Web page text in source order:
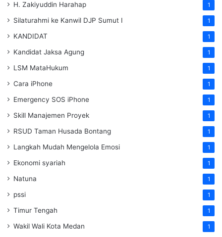
H. Zakiyuddin Harahap 1
Silaturahmi ke Kanwil DJP Sumut I 1
KANDIDAT 1
Kandidat Jaksa Agung 1
LSM MataHukum 1
Cara iPhone 1
Emergency SOS iPhone 1
Skill Manajemen Proyek 1
RSUD Taman Husada Bontang 1
Langkah Mudah Mengelola Emosi 1
Ekonomi syariah 1
Natuna 1
pssi 1
Timur Tengah 1
Wakil Wali Kota Medan 1